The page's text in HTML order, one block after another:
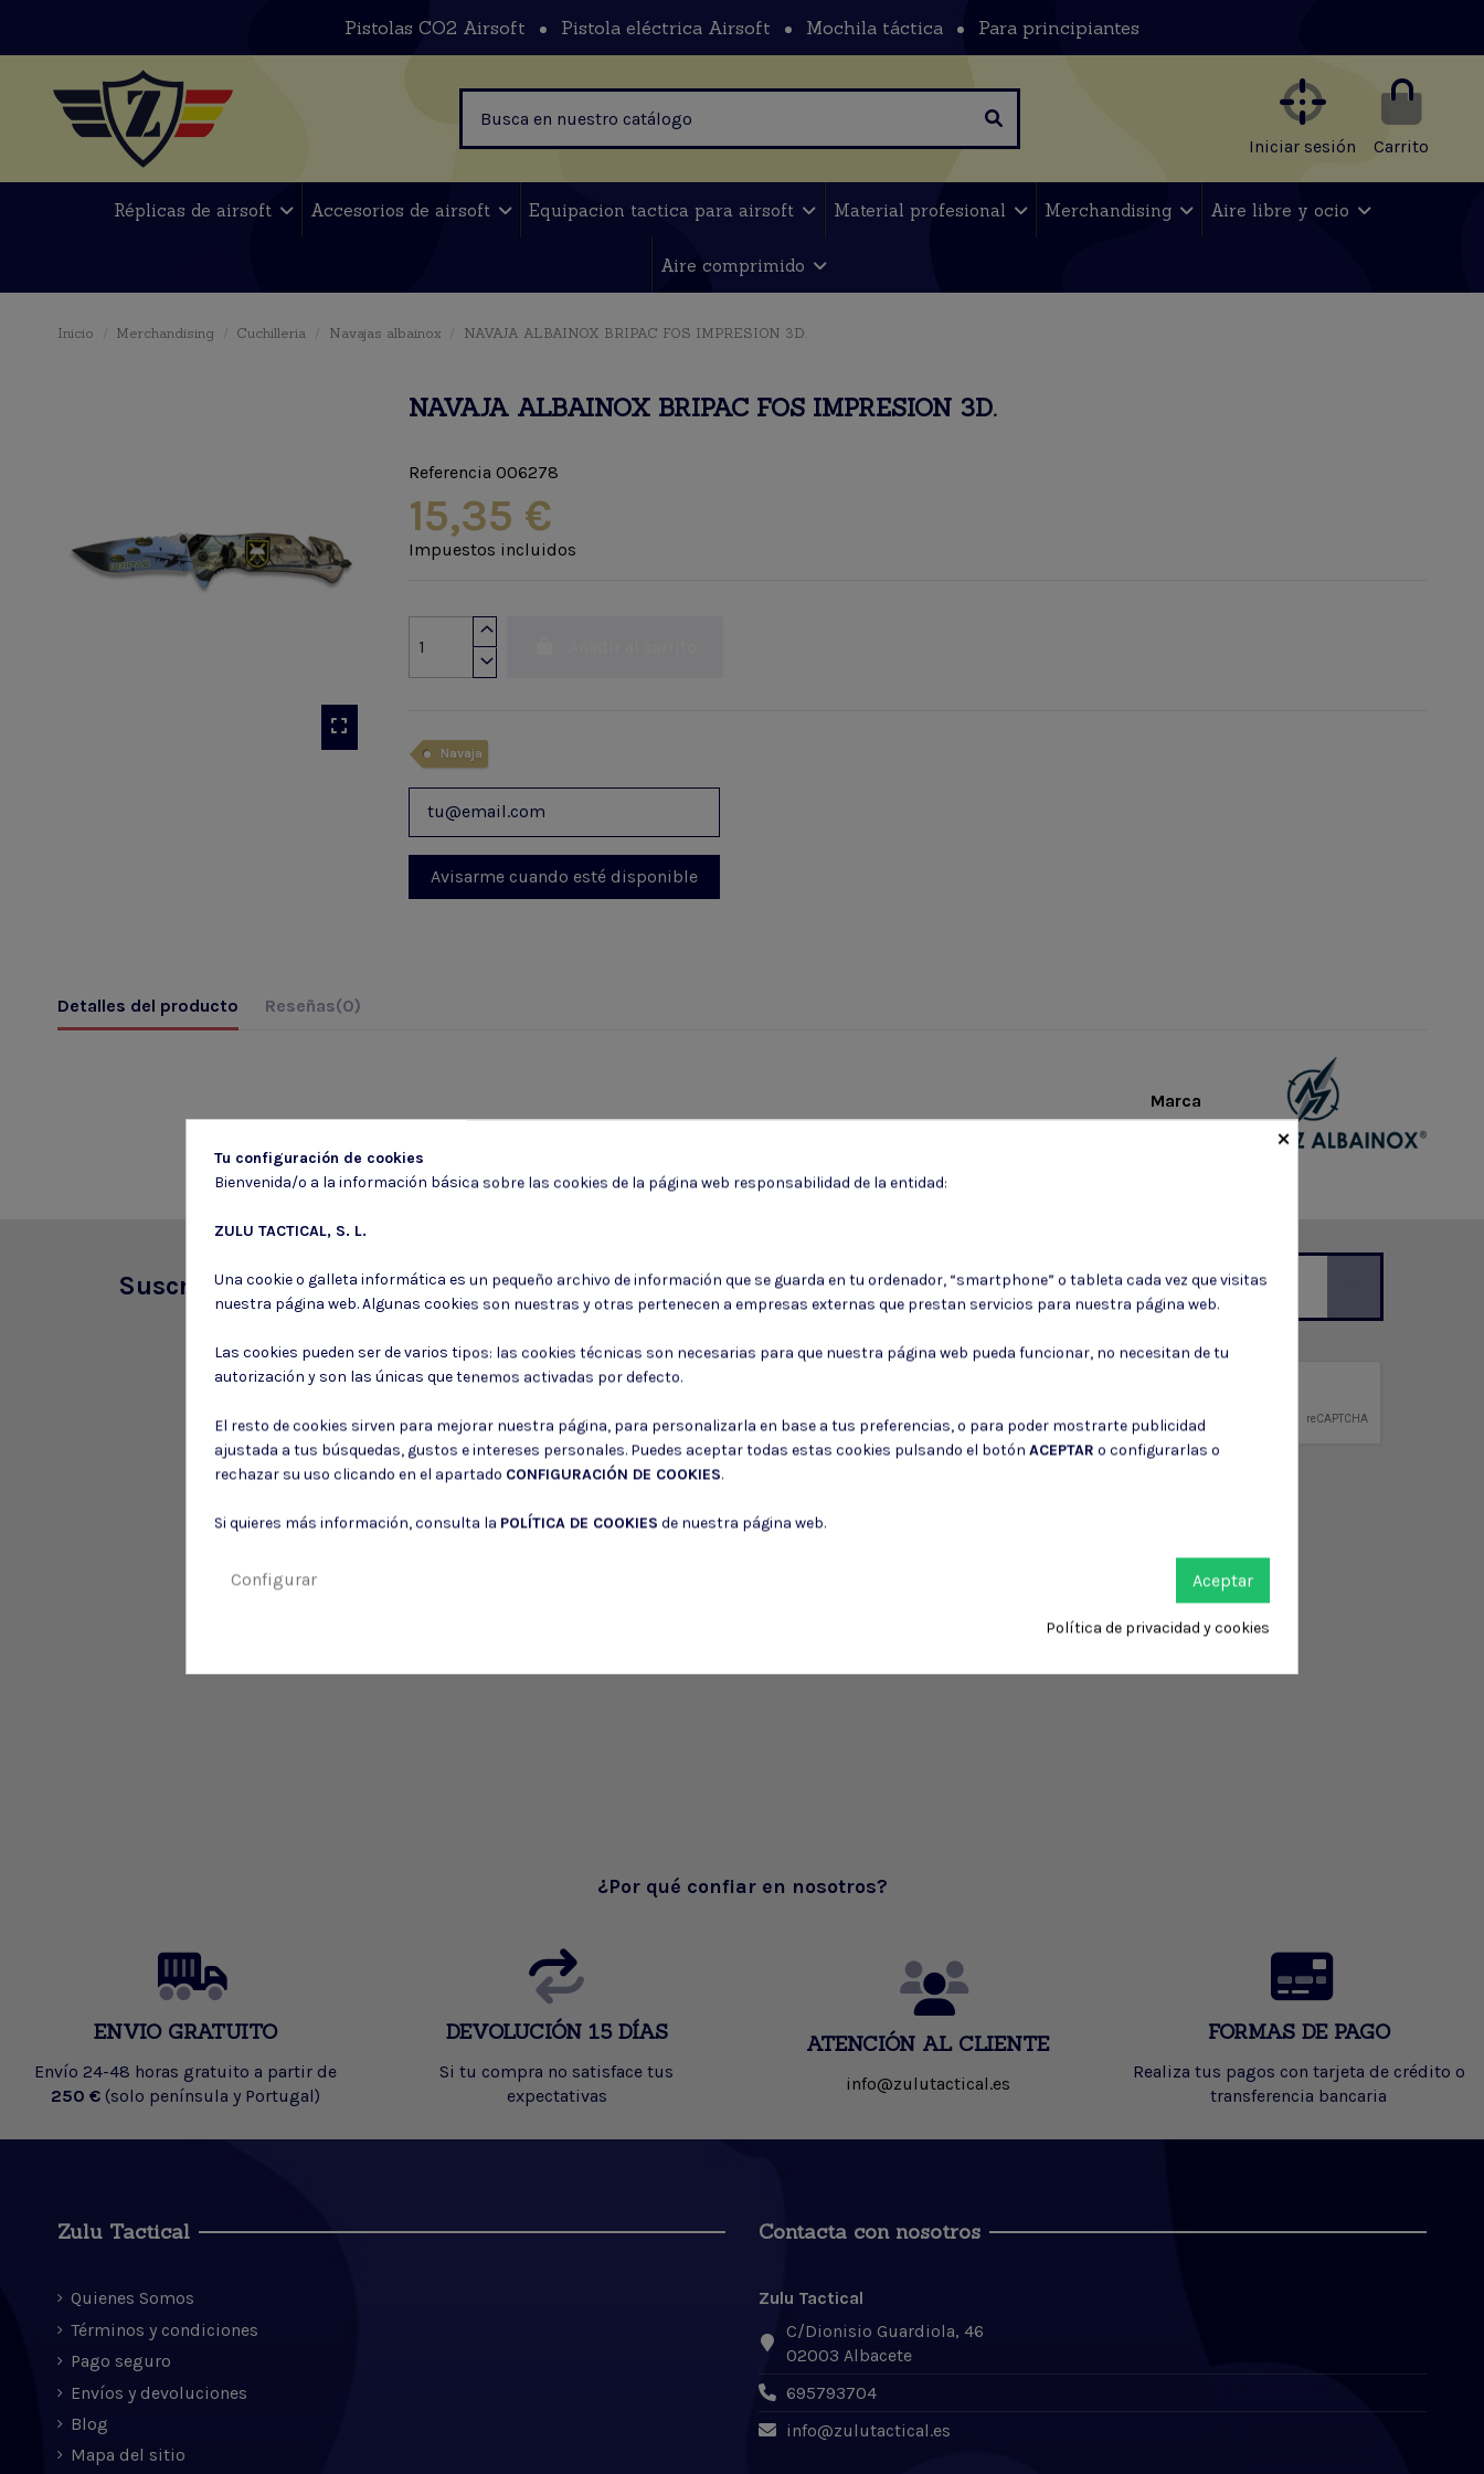
Pistolas CO2 Airsoft Pistola eléctrica Airsoft Mochila táctica Para principiantes
Iniciar sesión Carrito
Réplicas de airsoft Accesorios de airsoft Equipacion tactica para airsoft Material profesional Merchandising Aire libre y ocio
Aire comprimido
Inicio Merchandising Cuchilleria Navajas albainox NAVAJA ALBAINOX BRIPAC FOS IMPRESION 3D.
NAVAJA ALBAINOX BRIPAC FOS IMPRESION 3D.
Referencia 006278
15,35 €
Impuestos incluidos
Navaja
Detalles del producto Reseñas(0)
Marca
Suscríbete a nuestro boletín
Consiento el uso de mis datos para los fines indicados en la
¿Por qué confiar en nosotros?
ENVIO GRATUITO
Envío 24-48 horas gratuito a partir de
250 € (solo península y Portugal)
DEVOLUCIÓN 15 DÍAS
Si tu compra no satisface tus
expectativas
ATENCIÓN AL CLIENTE
info@zulutactical.es
FORMAS DE PAGO
Realiza tus pagos con tarjeta de crédito o
transferencia bancaria
Zulu Tactical
Quienes Somos
Términos y condiciones
Pago seguro
Envíos y devoluciones
Blog
Mapa del sitio
Contacta con nosotros
Zulu Tactical
C/Dionisio Guardiola, 46
02003 Albacete
695793704
info@zulutactical.es
×
Tu configuración de cookies
Bienvenida/o a la información básica sobre las cookies de la página web responsabilidad de la entidad:
ZULU TACTICAL, S. L.
Una cookie o galleta informática es un pequeño archivo de información que se guarda en tu ordenador, “smartphone” o tableta cada vez que visitas
nuestra página web. Algunas cookies son nuestras y otras pertenecen a empresas externas que prestan servicios para nuestra página web.
Las cookies pueden ser de varios tipos: las cookies técnicas son necesarias para que nuestra página web pueda funcionar, no necesitan de tu
autorización y son las únicas que tenemos activadas por defecto.
El resto de cookies sirven para mejorar nuestra página, para personalizarla en base a tus preferencias, o para poder mostrarte publicidad
ajustada a tus búsquedas, gustos e intereses personales. Puedes aceptar todas estas cookies pulsando el botón ACEPTAR o configurarlas o
rechazar su uso clicando en el apartado CONFIGURACIÓN DE COOKIES.
Si quieres más información, consulta la POLÍTICA DE COOKIES de nuestra página web.
Aceptar
Configurar
Política de privacidad y cookies